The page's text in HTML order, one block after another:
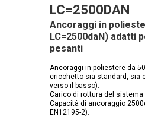
LC=2500DAN
Ancoraggi in
LC=2500daN) adatti
pesanti
Ancoraggi in poliestere da
cricchetto sia standard, sia
verso il basso).
Carico di rottura del sistema
Capacità di ancoraggio
EN12195-2).